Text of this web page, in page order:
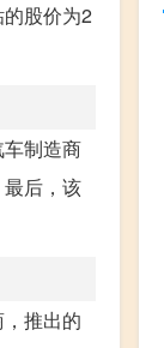
股价为2
制造商
后，该
推出的